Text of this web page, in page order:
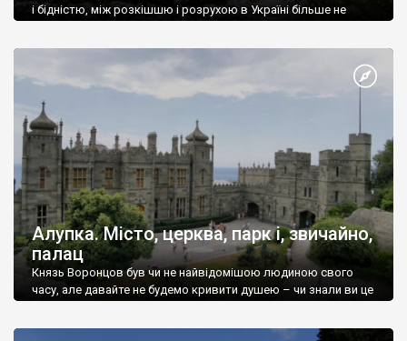
і бідністю, між розкішшю і розрухою в Україні більше не
Алупка. Місто, церква, парк і, звичайно,
палац
Князь Воронцов був чи не найвідомішою людиною свого
часу, але давайте не будемо кривити душею – чи знали ви це